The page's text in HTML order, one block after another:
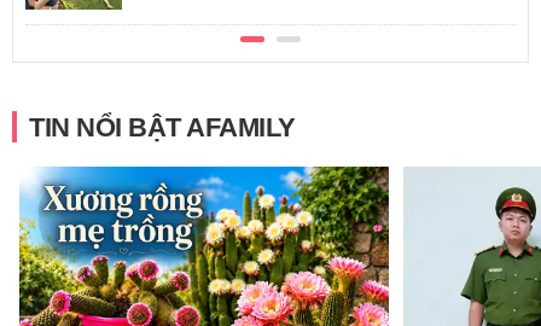
TIN NỔI BẬT AFAMILY